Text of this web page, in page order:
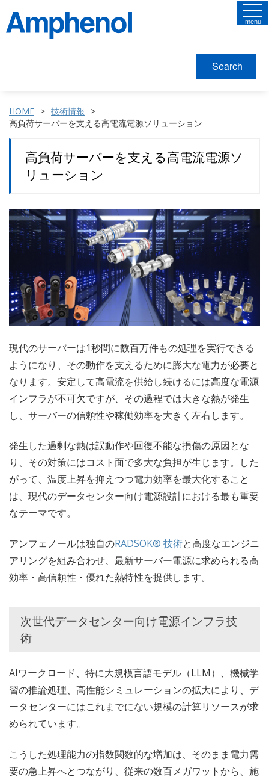
Search
menu
HOME
技術情報
高負荷サーバーを支える高電流電源ソリューション
高負荷サーバーを支える高電流電源ソ
リューション
現代のサーバーは1秒間に数百万件もの処理を実行できる
ようになり、その動作を支えるために膨大な電力が必要と
なります。安定して高電流を供給し続けるには高度な電源
インフラが不可欠ですが、その過程では大きな熱が発生
し、サーバーの信頼性や稼働効率を大きく左右します。
発生した過剰な熱は誤動作や回復不能な損傷の原因とな
り、その対策にはコスト面で多大な負担が生じます。した
がって、温度上昇を抑えつつ電力効率を最大化すること
は、現代のデータセンター向け電源設計における最も重要
なテーマです。
アンフェノールは独自のRADSOK® 技術と高度なエンジニ
アリングを組み合わせ、最新サーバー電源に求められる高
効率・高信頼性・優れた熱特性を提供します。
次世代データセンター向け電源インフラ技
術
AIワークロード、特に大規模言語モデル（LLM）、機械学
習の推論処理、高性能シミュレーションの拡大により、デ
ータセンターにはこれまでにない規模の計算リソースが求
められています。
こうした処理能力の指数関数的な増加は、そのまま電力需
要の急上昇へとつながり、従来の数百メガワットから、施